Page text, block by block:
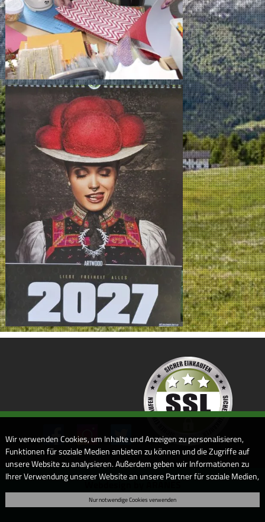
Webdesign by ARANES
Wir verwenden Cookies, um Inhalte und Anzeigen zu personalisieren,
Funktionen für soziale Medien anbieten zu können und die Zugriffe auf
unsere Website zu analysieren. Außerdem geben wir Informationen zu
Ihrer Verwendung unserer Website an unsere Partner für soziale Medien,
Informationen möglicherweise mit weiteren Daten zusammen, die Sie
Nur notwendige Cookies verwenden